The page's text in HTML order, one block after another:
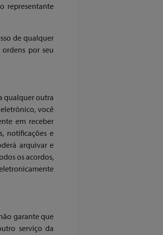
representante
de qualquer
por seu
qualquer outra
você
em receber
notificações e
arquivar e
os acordos,
garante que
serviço da